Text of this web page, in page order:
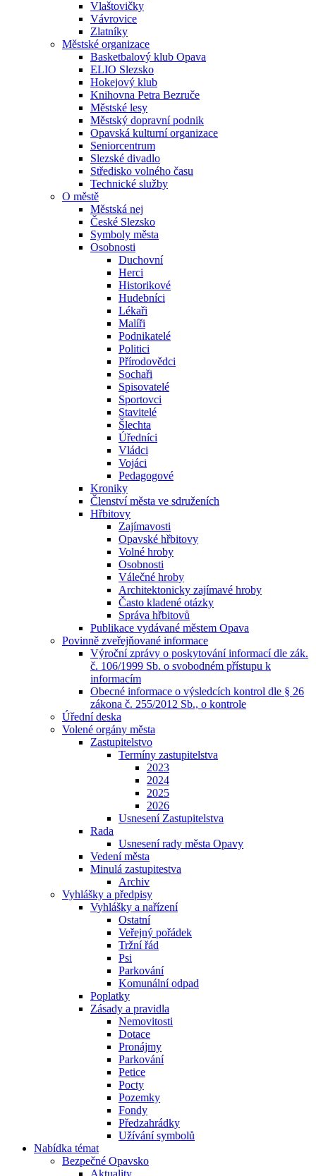
Vlaštovičky
Vávrovice
Zlatníky
Městské organizace
Basketbalový klub Opava
ELIO Slezsko
Hokejový klub
Knihovna Petra Bezruče
Městské lesy
Městský dopravní podnik
Opavská kulturní organizace
Seniorcentrum
Slezské divadlo
Středisko volného času
Technické služby
O městě
Městská nej
České Slezsko
Symboly města
Osobnosti
Duchovní
Herci
Historikové
Hudebníci
Lékaři
Malíři
Podnikatelé
Politici
Přírodovědci
Sochaři
Spisovatelé
Sportovci
Stavitelé
Šlechta
Úředníci
Vládci
Vojáci
Pedagogové
Kroniky
Členství města ve sdruženích
Hřbitovy
Zajímavosti
Opavské hřbitovy
Volné hroby
Osobnosti
Válečné hroby
Architektonicky zajímavé hroby
Často kladené otázky
Správa hřbitovů
Publikace vydávané městem Opava
Povinně zveřejňované informace
Výroční zprávy o poskytování informací dle zák.
č. 106/1999 Sb. o svobodném přístupu k
informacím
Obecné informace o výsledcích kontrol dle § 26
zákona č. 255/2012 Sb., o kontrole
Úřední deska
Volené orgány města
Zastupitelstvo
Termíny zastupitelstva
2023
2024
2025
2026
Usnesení Zastupitelstva
Rada
Usnesení rady města Opavy
Vedení města
Minulá zastupitestva
Archiv
Vyhlášky a předpisy
Vyhlášky a nařízení
Ostatní
Veřejný pořádek
Tržní řád
Psi
Parkování
Komunální odpad
Poplatky
Zásady a pravidla
Nemovitosti
Dotace
Pronájmy
Parkování
Petice
Pocty
Pozemky
Fondy
Předzahrádky
Užívání symbolů
Nabídka témat
Bezpečné Opavsko